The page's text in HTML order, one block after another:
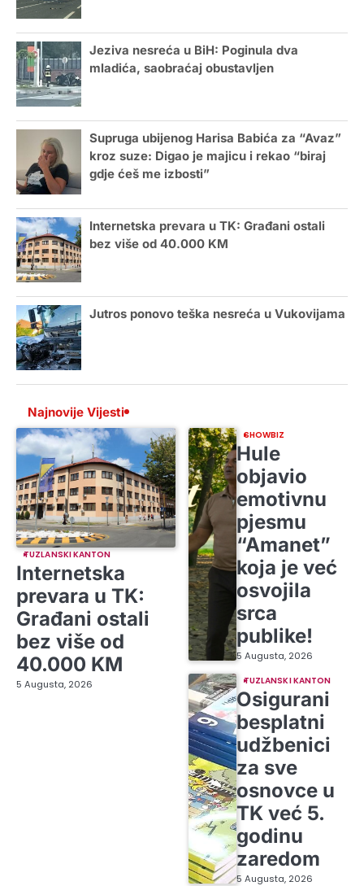
Jeziva nesreća u BiH: Poginula dva
mladića, saobraćaj obustavljen
Supruga ubijenog Harisa Babića za “Avaz”
kroz suze: Digao je majicu i rekao “biraj
gdje ćeš me izbosti”
Internetska prevara u TK: Građani ostali
bez više od 40.000 KM
Jutros ponovo teška nesreća u Vukovijama
Najnovije Vijesti
TUZLANSKI KANTON
Internetska
prevara u TK:
Građani ostali
bez više od
40.000 KM
5 Augusta, 2026
SHOWBIZ
Hule
objavio
emotivnu
pjesmu
“Amanet”
koja je već
osvojila
srca
publike!
5 Augusta, 2026
TUZLANSKI KANTON
Osigurani
besplatni
udžbenici
za sve
osnovce u
TK već 5.
godinu
zaredom
5 Augusta, 2026